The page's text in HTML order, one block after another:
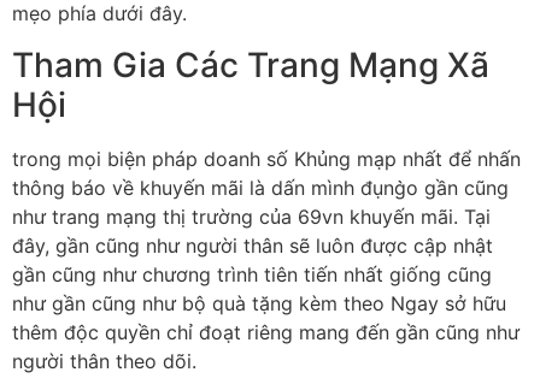
mẹo phía dưới đây.
Tham Gia Các Trang Mạng Xã
Hội
trong mọi biện pháp doanh số Khủng mạp nhất để nhấn
thông báo về khuyến mãi là dấn mình đụng̀o gần cũng
như trang mạng thị trường của 69vn khuyến mãi. Tại
đây, gần cũng như người thân sẽ luôn được cập nhật
gần cũng như chương trình tiên tiến nhất giống cũng
như gần cũng như bộ quà tặng kèm theo Ngay sở hữu
thêm độc quyền chỉ đoạt riêng mang đến gần cũng như
người thân theo dõi.